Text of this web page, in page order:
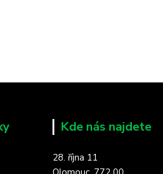
Kde nás najdete
28. října 11